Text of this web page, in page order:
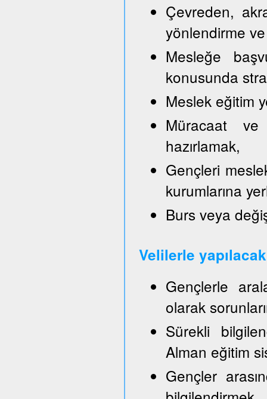
Çevreden,
yönlendirme
Mesleğe
konusunda
Meslek eğitim
Müracaat ve
hazırlamak,
Gençleri
kurumlarına
Burs veya
Velilerle
Gençlerle
olarak
Sürekli
Alman eğitim
Gençler